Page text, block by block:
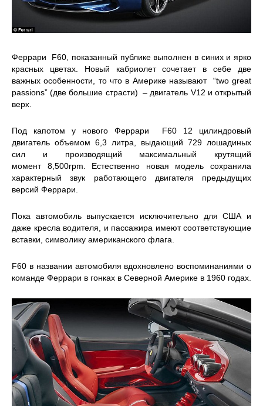
Феррари F60, показанный публике выполнен в синих и ярко
красных цветах. Новый кабриолет сочетает в себе две
важных особенности, то что в Америке называют “two great
passions” (две большие страсти) – двигатель V12 и открытый
верх.
Под капотом у нового Феррари F60 12 цилиндровый
двигатель объемом 6,3 литра, выдающий 729 лошадиных
сил и производящий максимальный крутящий
момент 8,500rpm. Естественно новая модель сохранила
характерный звук работающего двигателя предыдущих
версий Феррари.
Пока автомобиль выпускается исключительно для США и
даже кресла водителя, и пассажира имеют соответствующие
вставки, символику американского флага.
F60 в названии автомобиля вдохновлено воспоминаниями о
команде Феррари в гонках в Северной Америке в 1960 годах.